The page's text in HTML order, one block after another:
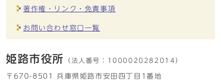
著作権・リンク・免責事項
お問い合わせ窓口一覧
姫路市役所 （法人番号： 1000020282014）
〒670-8501 兵庫県姫路市安田四丁目1番地